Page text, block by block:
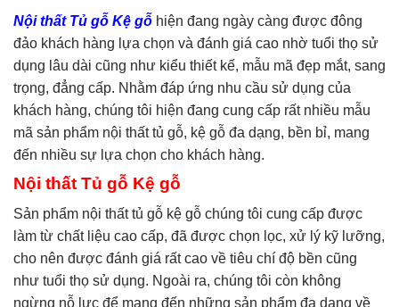
Nội thất Tủ gỗ Kệ gỗ hiện đang ngày càng được đông
đảo khách hàng lựa chọn và đánh giá cao nhờ tuổi thọ sử
dụng lâu dài cũng như kiểu thiết kế, mẫu mã đẹp mắt, sang
trọng, đẳng cấp. Nhằm đáp ứng nhu cầu sử dụng của
khách hàng, chúng tôi hiện đang cung cấp rất nhiều mẫu
mã sản phẩm nội thất tủ gỗ, kệ gỗ đa dạng, bền bỉ, mang
đến nhiều sự lựa chọn cho khách hàng.
Nội thất Tủ gỗ Kệ gỗ
Sản phẩm nội thất tủ gỗ kệ gỗ chúng tôi cung cấp được
làm từ chất liệu cao cấp, đã được chọn lọc, xử lý kỹ lưỡng,
cho nên được đánh giá rất cao về tiêu chí độ bền cũng
như tuổi thọ sử dụng. Ngoài ra, chúng tôi còn không
ngừng nỗ lực để mang đến những sản phẩm đa dạng về